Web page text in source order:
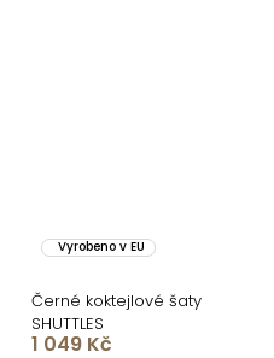
Vyrobeno v EU
Černé koktejlové šaty
SHUTTLES
1 049 Kč